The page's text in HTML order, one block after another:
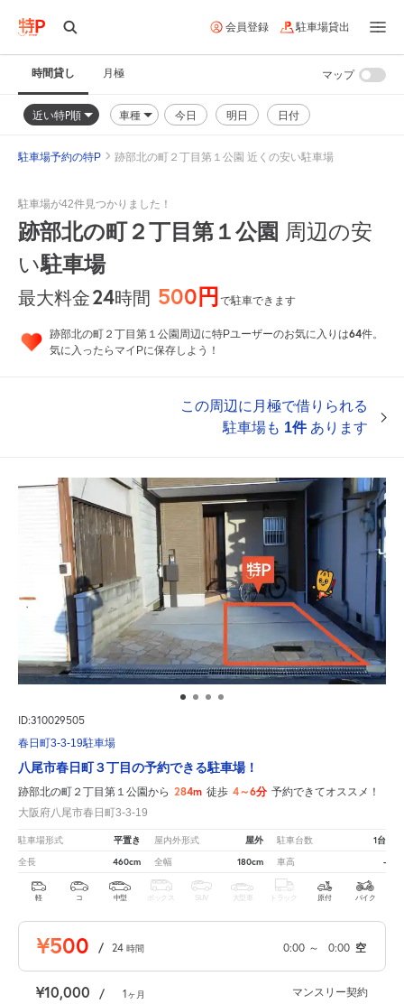
会員登録 駐車場貸出
時間貸し 月極
近い特P順 車種 今日 明日 日付
マップ
駐車場予約の特P 跡部北の町２丁目第１公園 近くの安い駐車場
駐車場が42件見つかりました！
跡部北の町２丁目第１公園 周辺の安
い駐車場
最大料金24時間 500円で駐車できます
跡部北の町２丁目第１公園周辺に特Pユーザーのお気に入りは64件。
気に入ったらマイPに保存しよう！
この周辺に月極で借りられる
駐車場も 1件あります
ID:310029505
春日町3-3-19駐車場
八尾市春日町３丁目の予約できる駐車場！
跡部北の町２丁目第１公園から 284m 徒歩 4～6分 予約できてオススメ！
大阪府八尾市春日町3-3-19
駐車場形式 平置き 屋内外形式 屋外 駐車台数 1台
全長 460cm 全幅 180cm 車高 -
軽 コ 中型 ボックス SUV 大型車 トラック 原付 バイク
¥500 / 24 時間 0:00 ～ 0:00 空
¥10,000 / 1ヶ月 マンスリー契約